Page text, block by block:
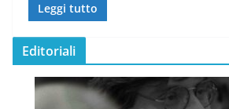
Leggi tutto
Editoriali